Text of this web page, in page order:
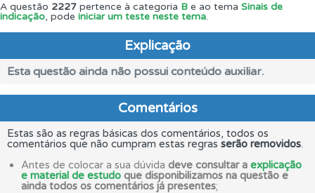
A questão 2227 pertence à categoria B e ao tema Sinais de
indicação, pode iniciar um teste neste tema.
Explicação
Esta questão ainda não possui conteúdo auxiliar.
Comentários
Estas são as regras básicas dos comentários, todos os
comentários que não cumpram estas regras serão removidos.
Antes de colocar a sua dúvida deve consultar a explicação
e material de estudo que disponibilizamos na questão e
ainda todos os comentários já presentes;